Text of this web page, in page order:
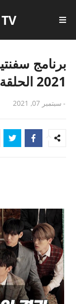
2021 الحلقة 4 مترجمة للعربية
- سبتمبر 07, 2021